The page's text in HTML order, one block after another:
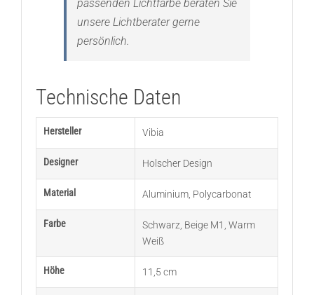
passenden Lichtfarbe beraten Sie
unsere Lichtberater gerne
persönlich.
Technische Daten
Hersteller Vibia
Designer Holscher Design
Material Aluminium, Polycarbonat
Farbe Schwarz Beige M1 Warm
Weiß
Höhe 11,5 cm